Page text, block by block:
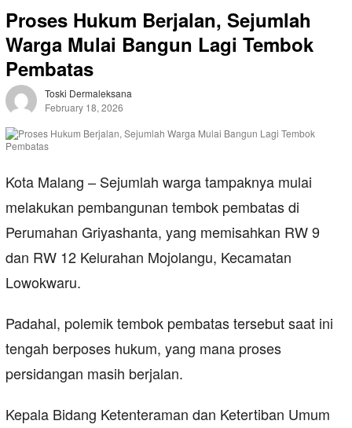
Proses Hukum Berjalan, Sejumlah
Warga Mulai Bangun Lagi Tembok
Pembatas
Toski Dermaleksana
February 18, 2026
Kota Malang – Sejumlah warga tampaknya mulai
melakukan pembangunan tembok pembatas di
Perumahan Griyashanta, yang memisahkan RW 9
dan RW 12 Kelurahan Mojolangu, Kecamatan
Lowokwaru.
Padahal, polemik tembok pembatas tersebut saat ini
tengah berposes hukum, yang mana proses
persidangan masih berjalan.
Kepala Bidang Ketenteraman dan Ketertiban Umum